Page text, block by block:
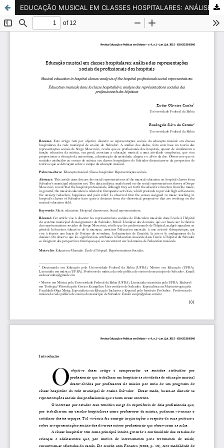
EDUCAÇÃO MUSICAL EM CLASSES HOSPITALARES: ANÁLISE DAS REPRESENTAÇÕES SOCIAIS DE PROFISSIONAIS DOS HOSPITAIS